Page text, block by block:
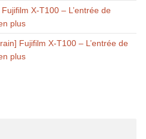
X-T100 – L’entrée de
plus
Fujifilm X-T100 – L’entrée de
plus